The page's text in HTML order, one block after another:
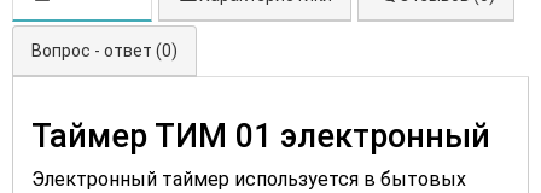
Вопрос - ответ (0)
Таймер ТИМ 01 электронный
Электронный таймер используется в бытовых